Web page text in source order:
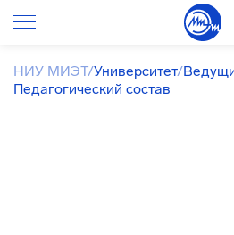
НИУ МИЭТ/Университет/
Педагогический состав